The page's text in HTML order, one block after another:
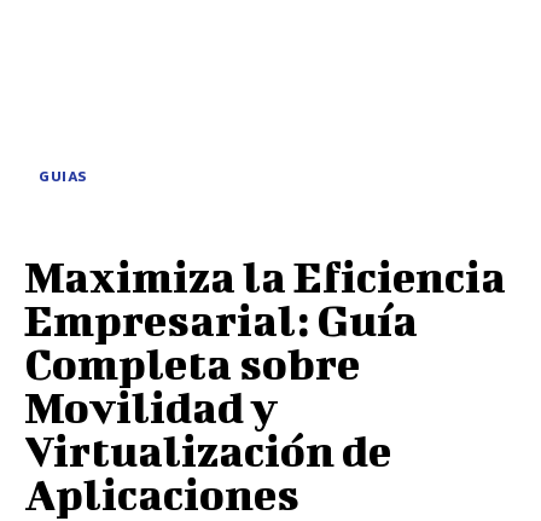
GUIAS
Maximiza la Eficiencia
Empresarial: Guía
Completa sobre
Movilidad y
Virtualización de
Aplicaciones